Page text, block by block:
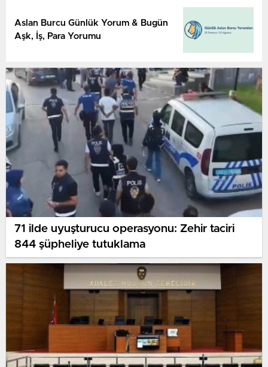
Aslan Burcu Günlük Yorum & Bugün
Aşk, İş, Para Yorumu
71 ilde uyuşturucu operasyonu: Zehir taciri
844 şüpheliye tutuklama